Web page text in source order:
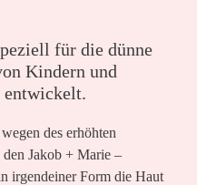
für die dünne
Kindern und
entwickelt.
des erhöhten
Jakob + Marie –
irgendeiner Form die Haut